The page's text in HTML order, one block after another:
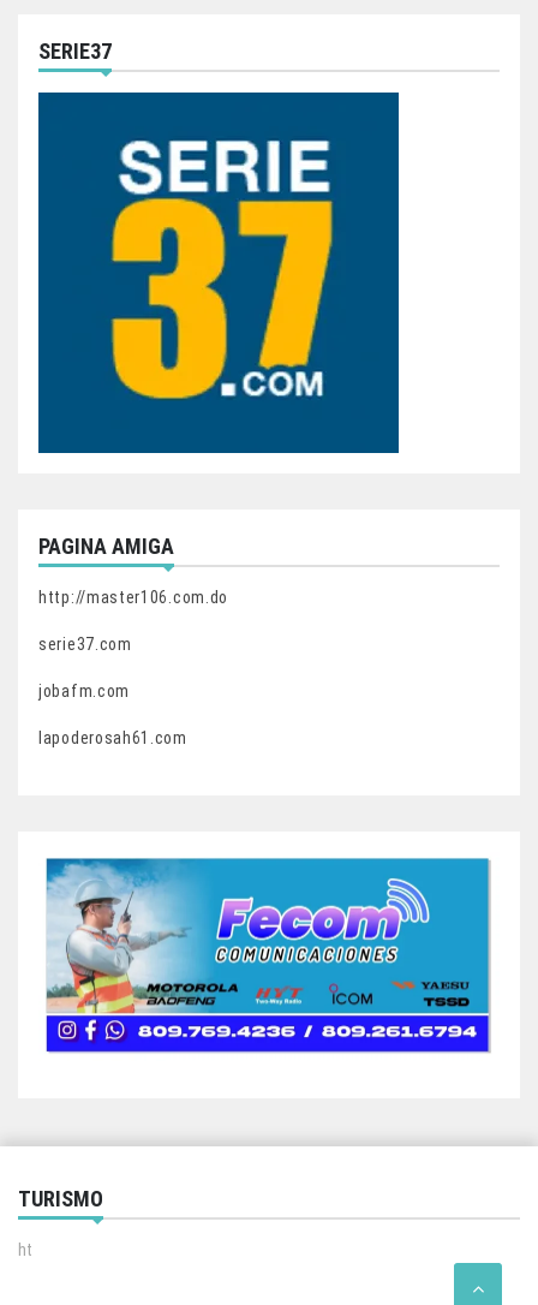
SERIE37
PAGINA AMIGA
http://master106.com.do
serie37.com
jobafm.com
lapoderosah61.com
TURISMO
ht